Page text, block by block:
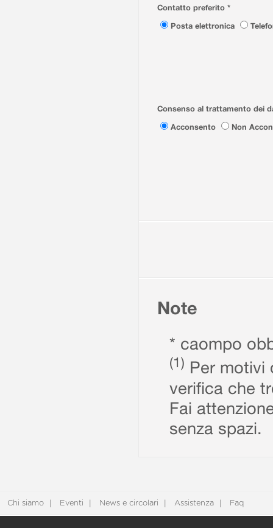
Contatto preferito *
Posta elettronica
Consenso al trattamento dei
Acconsento
Non
Note
* caompo
(1) Per motivi
verifica che
Fai
senza spazi.
Chi siamo Eventi News e circolari Assistenza Faq